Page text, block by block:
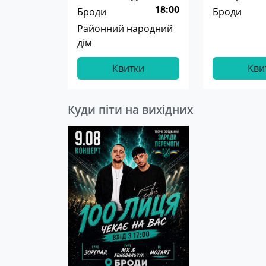
18:00
Броди
Районний народний
дім
Квитки
Броди
Куди піти на вихідних